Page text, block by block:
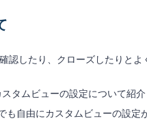
認したり、クローズしたりとよ
タムビューの設定について紹介
も自由にカスタムビューの設定